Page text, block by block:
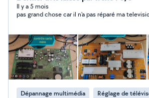
Il y a 5 mois
pas grand chose car il n'a pas réparé ma
Dépannage multimédia Réglage de